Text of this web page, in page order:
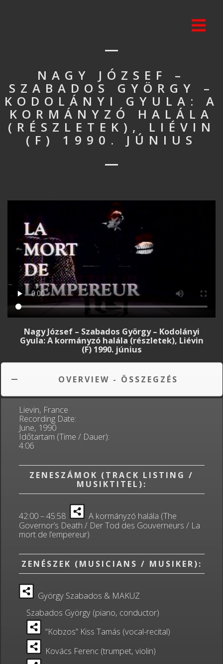
NAGY JÓZSEF –
SZABADOS GYÖRGY –
KODOLÁNYI GYULA: A
KORMÁNYZÓ HALÁLA
(RÉSZLETEK), LIÉVIN
(F) 1990. JÚNIUS
Nagy József – Szabados György – Kodolányi
Gyula: A kormányzó halála (részletek), Liévin
(F) 1990. június
OVERVIEW - ÖSSZEGZÉS
Lievin, France
Recording Date:
June, 1990
Időtartam (Time / Dauer):
4:06
ZENESZÁMOK (TRACK LISTING /
MUSIKTITEL):
42:00 – 45:58
A kormányzó halála (The
Governor’s Death / Der Tod des Gouverneurs / La
mort de l’empereur)
ZENÉSZEK (MUSICIANS / MUSIKER):
György Szabados & MAKUZ
Szabados György (piano, conductor)
“Kobzos” Kiss Tamás (vocal-recital)
Kovács Ferenc (trumpet, violin)